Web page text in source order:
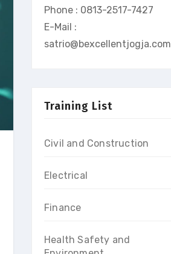
Phone : 0813-2517-7427
E-Mail :
satrio@bexcellentjogja.com
Training List
Civil and Construction
Electrical
Finance
Health Safety and